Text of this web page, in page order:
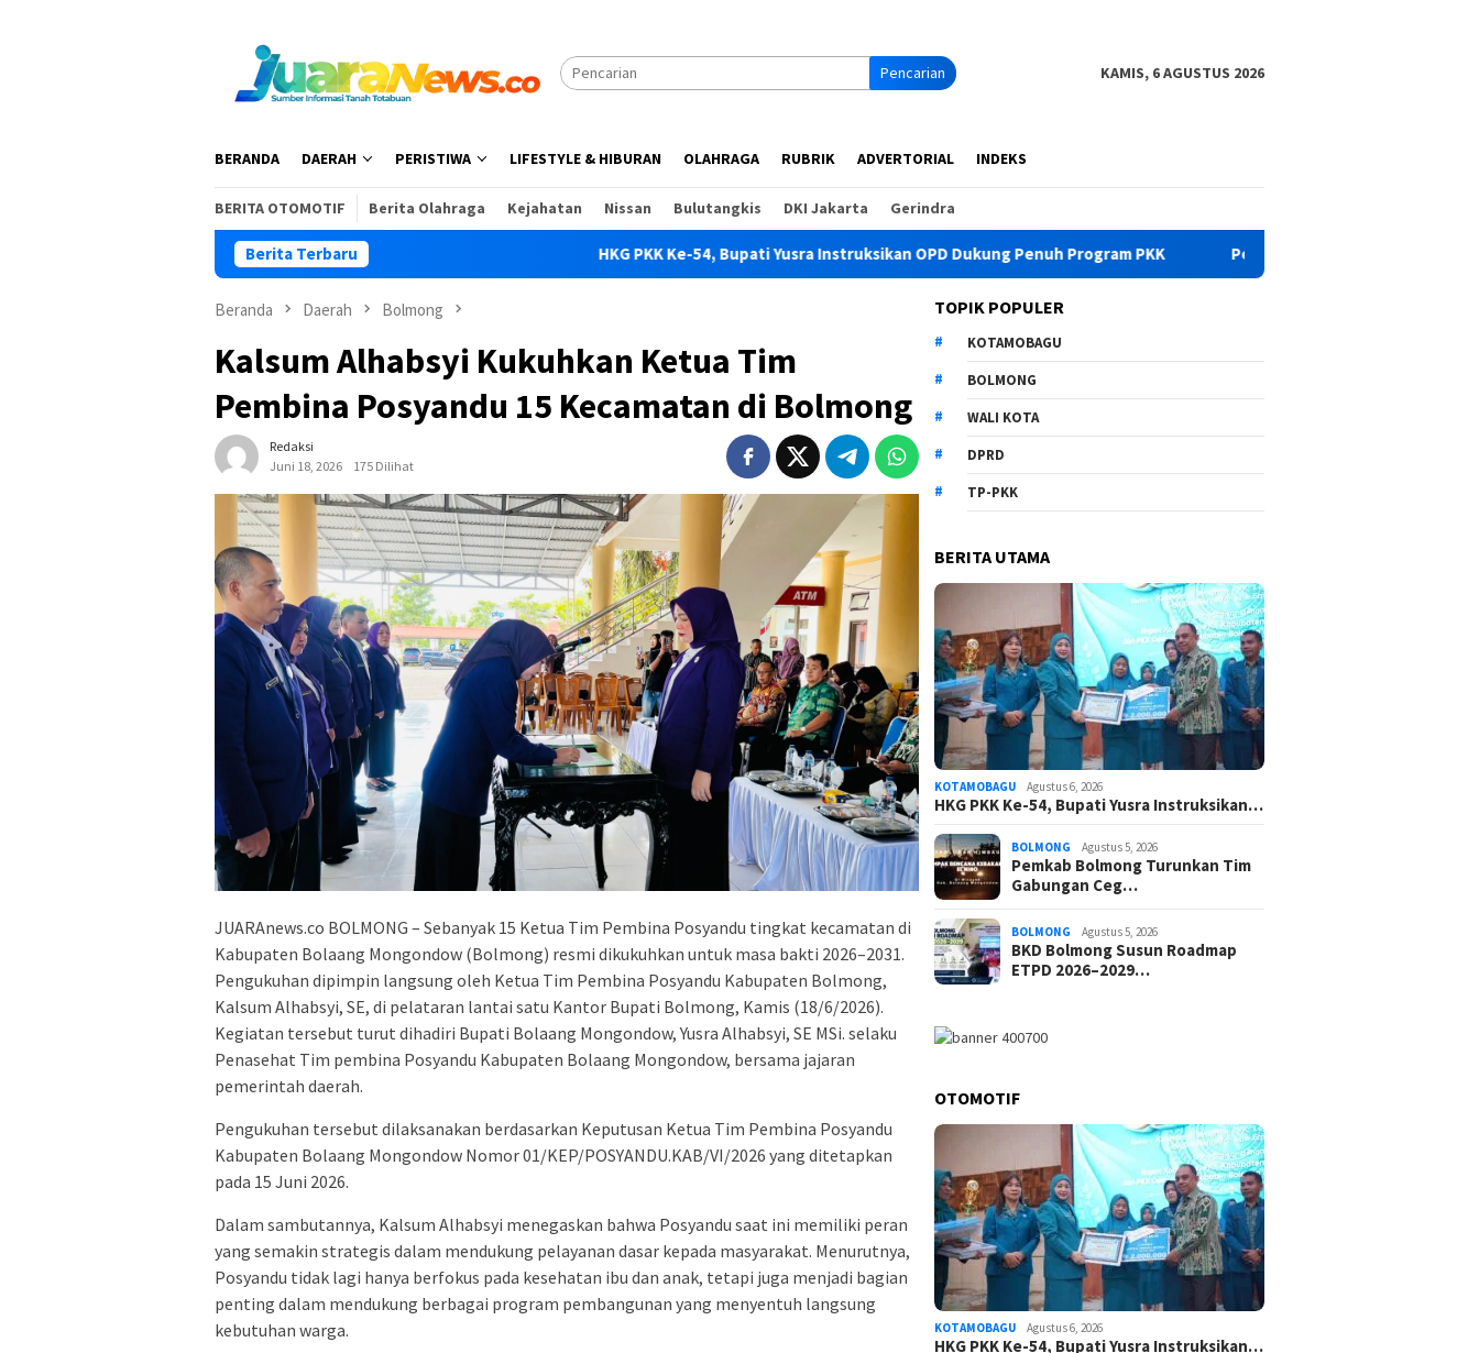
Pencarian KAMIS, 6 AGUSTUS 2026
BERANDA DAERAH PERISTIWA LIFESTYLE & HIBURAN OLAHRAGA RUBRIK ADVERTORIAL INDEKS
BERITA OTOMOTIF Berita Olahraga Kejahatan Nissan Bulutangkis DKI Jakarta Gerindra
Berita Terbaru HKG PKK Ke-54, Bupati Yusra Instruksikan OPD Dukung Penuh Program PKK Pemkab Bolmong Turunkan Tim Gabungan Cegah
Beranda Daerah Bolmong
Kalsum Alhabsyi Kukuhkan Ketua Tim
Pembina Posyandu 15 Kecamatan di Bolmong
Redaksi
Juni 18, 2026
175 Dilihat
JUARAnews.co BOLMONG – Sebanyak 15 Ketua Tim Pembina Posyandu tingkat kecamatan di
Kabupaten Bolaang Mongondow (Bolmong) resmi dikukuhkan untuk masa bakti 2026–2031.
Pengukuhan dipimpin langsung oleh Ketua Tim Pembina Posyandu Kabupaten Bolmong,
Kalsum Alhabsyi, SE, di pelataran lantai satu Kantor Bupati Bolmong, Kamis (18/6/2026).
Kegiatan tersebut turut dihadiri Bupati Bolaang Mongondow, Yusra Alhabsyi, SE MSi. selaku
Penasehat Tim pembina Posyandu Kabupaten Bolaang Mongondow, bersama jajaran
pemerintah daerah.
Pengukuhan tersebut dilaksanakan berdasarkan Keputusan Ketua Tim Pembina Posyandu
Kabupaten Bolaang Mongondow Nomor 01/KEP/POSYANDU.KAB/VI/2026 yang ditetapkan
pada 15 Juni 2026.
Dalam sambutannya, Kalsum Alhabsyi menegaskan bahwa Posyandu saat ini memiliki peran
yang semakin strategis dalam mendukung pelayanan dasar kepada masyarakat. Menurutnya,
Posyandu tidak lagi hanya berfokus pada kesehatan ibu dan anak, tetapi juga menjadi bagian
penting dalam mendukung berbagai program pembangunan yang menyentuh langsung
kebutuhan warga.
TOPIK POPULER
KOTAMOBAGU
BOLMONG
WALI KOTA
DPRD
TP-PKK
BERITA UTAMA
KOTAMOBAGU Agustus 6, 2026
HKG PKK Ke-54, Bupati Yusra Instruksikan…
BOLMONG Agustus 5, 2026
Pemkab Bolmong Turunkan Tim
Gabungan Ceg…
BOLMONG Agustus 5, 2026
BKD Bolmong Susun Roadmap
ETPD 2026–2029…
OTOMOTIF
KOTAMOBAGU Agustus 6, 2026
HKG PKK Ke-54, Bupati Yusra Instruksikan…